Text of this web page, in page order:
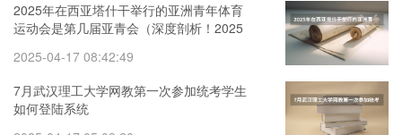
2025年在西亚塔什干举行的亚洲青年体育
运动会是第几届亚青会（深度剖析！2025
取名单、报录比、考试大纲、真题））
2025-04-17 08:42:49
7月武汉理工大学网教第一次参加统考学生
如何登陆系统